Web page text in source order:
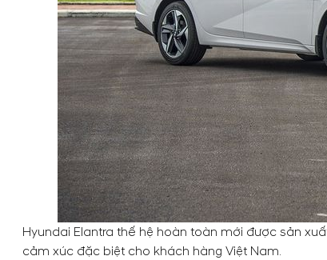
Hyundai Elantra thế hệ hoàn toàn mới được sản
cảm xúc đặc biệt cho khách hàng Việt Nam.